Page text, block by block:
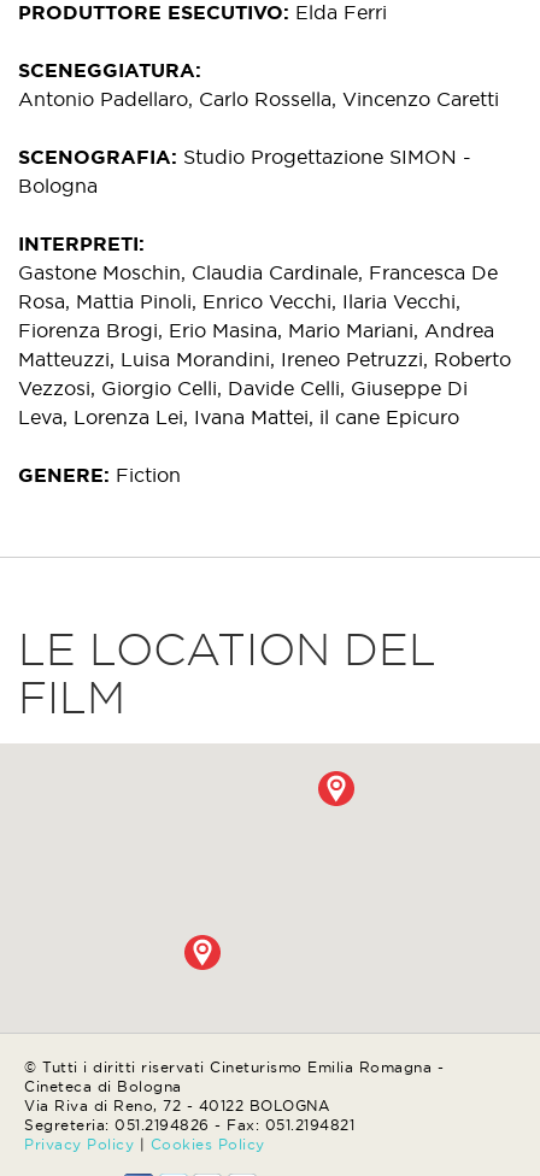
PRODUTTORE ESECUTIVO Elda Ferri
SCENEGGIATURA
Antonio Padellaro, Carlo Rossella, Vincenzo Caretti
SCENOGRAFIA
Studio Progettazione SIMON -
Bologna
INTERPRETI
Gastone Moschin, Claudia Cardinale, Francesca De
Rosa, Mattia Pinoli, Enrico Vecchi, Ilaria Vecchi,
Fiorenza Brogi, Erio Masina, Mario Mariani, Andrea
Matteuzzi, Luisa Morandini, Ireneo Petruzzi, Roberto
Vezzosi, Giorgio Celli, Davide Celli, Giuseppe Di
Leva, Lorenza Lei, Ivana Mattei, il cane Epicuro
GENERE Fiction
LE LOCATION DEL
FILM
© Tutti i diritti riservati Cineturismo Emilia Romagna -
Cineteca di Bologna
Via Riva di Reno, 72 - 40122 BOLOGNA
Segreteria: 051.2194826 - Fax: 051.2194821
Privacy Policy | Cookies Policy